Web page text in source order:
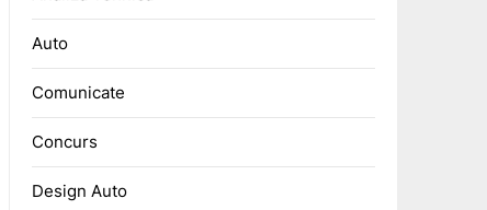
Auto
Comunicate
Concurs
Design Auto